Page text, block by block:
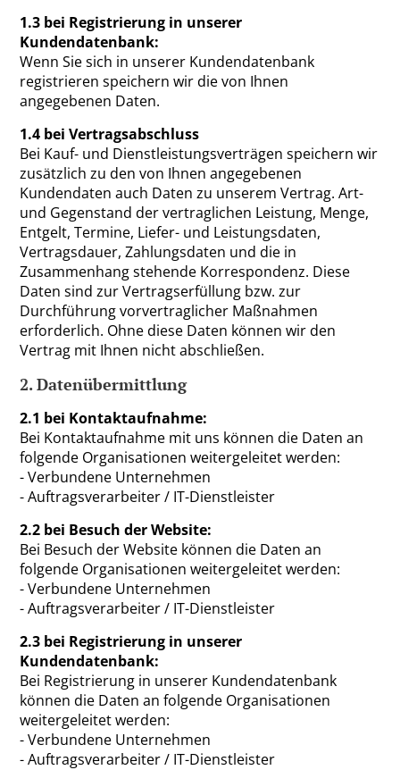
1.3 bei Registrierung in unserer
Kundendatenbank:
Wenn Sie sich in unserer Kundendatenbank
registrieren speichern wir die von Ihnen
angegebenen Daten.
1.4 bei Vertragsabschluss
Bei Kauf- und Dienstleistungsverträgen speichern wir
zusätzlich zu den von Ihnen angegebenen
Kundendaten auch Daten zu unserem Vertrag. Art-
und Gegenstand der vertraglichen Leistung, Menge,
Entgelt, Termine, Liefer- und Leistungsdaten,
Vertragsdauer, Zahlungsdaten und die in
Zusammenhang stehende Korrespondenz. Diese
Daten sind zur Vertragserfüllung bzw. zur
Durchführung vorvertraglicher Maßnahmen
erforderlich. Ohne diese Daten können wir den
Vertrag mit Ihnen nicht abschließen.
2. Datenübermittlung
2.1 bei Kontaktaufnahme:
Bei Kontaktaufnahme mit uns können die Daten an
folgende Organisationen weitergeleitet werden:
- Verbundene Unternehmen
- Auftragsverarbeiter / IT-Dienstleister
2.2 bei Besuch der Website:
Bei Besuch der Website können die Daten an
folgende Organisationen weitergeleitet werden:
- Verbundene Unternehmen
- Auftragsverarbeiter / IT-Dienstleister
2.3 bei Registrierung in unserer
Kundendatenbank:
Bei Registrierung in unserer Kundendatenbank
können die Daten an folgende Organisationen
weitergeleitet werden:
- Verbundene Unternehmen
- Auftragsverarbeiter / IT-Dienstleister